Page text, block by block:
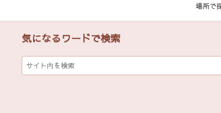
場所で
気になるワードで検索